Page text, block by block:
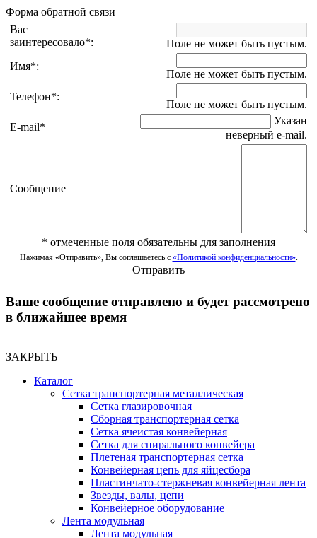
Форма обратной связи
Вас
заинтересовало*:
Поле не может быть пустым.
Имя*:
Поле не может быть пустым.
Телефон*:
Поле не может быть пустым.
E-mail*
Указан
неверный e-mail.
Сообщение
* отмеченные поля обязательны для заполнения
Нажимая «Отправить», Вы соглашаетесь с «Политикой конфиденциальности».
Отправить
Ваше сообщение отправлено и будет рассмотрено
в ближайшее время
ЗАКРЫТЬ
Каталог
Сетка транспортерная металлическая
Сетка глазировочная
Сборная транспортерная сетка
Сетка ячеистая конвейерная
Сетка для спирального конвейера
Плетеная транспортерная сетка
Конвейерная цепь для яйцесбора
Пластинчато-стержневая конвейерная лента
Звезды, валы, цепи
Конвейерное оборудование
Лента модульная
Лента модульная